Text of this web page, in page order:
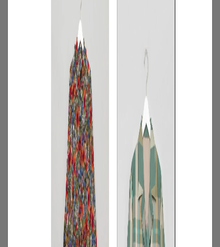
コーディネート アイテム
【甘シャツ・ブラウス100選】大人可愛い
夏コーデにおすすめ！映えトップスを厳
選